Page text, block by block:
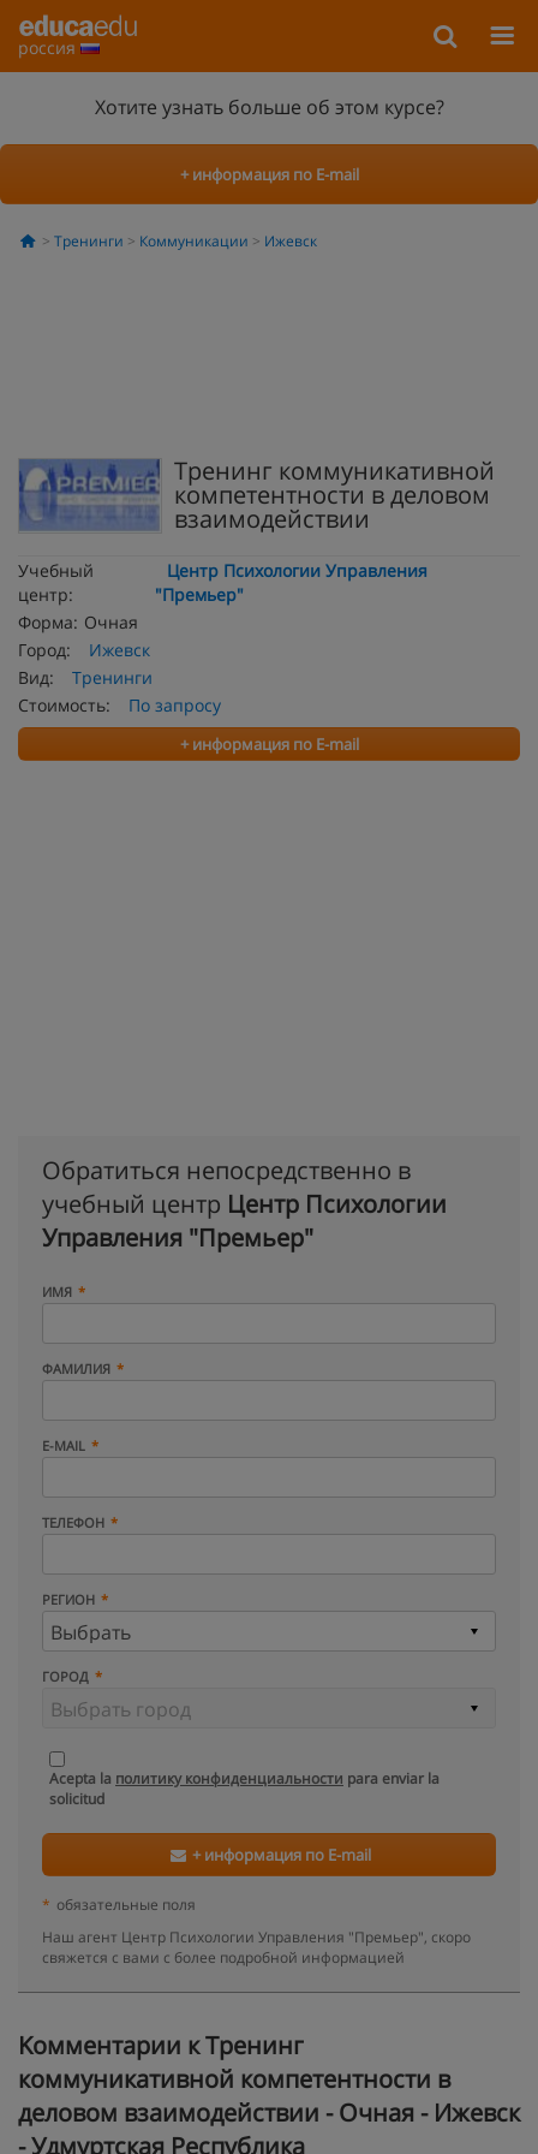
россия
Хотите узнать больше об этом курсе?
+ информация по E-mail
Тренинги Коммуникации Ижевск
Тренинг коммуникативной
компетентности в деловом
взаимодействии
Учебный
центр:
Центр Психологии Управления
"Премьер"
Форма: Очная
Город:
Ижевск
Вид:
Тренинги
Стоимость:
По запросу
+ информация по E-mail
Обратиться непосредственно в
учебный центр Центр Психологии
Управления "Премьер"
ИМЯ
ФАМИЛИЯ
E-MAIL
ТЕЛЕФОН
РЕГИОН
ГОРОД
Acepta la политику конфиденциальности para enviar la
solicitud
+ информация по E-mail
* обязательные поля
Наш агент Центр Психологии Управления "Премьер", скоро
свяжется с вами с более подробной информацией
Kомментарии к Тренинг
коммуникативной компетентности в
деловом взаимодействии - Очная - Ижевск
- Удмуртская Республика